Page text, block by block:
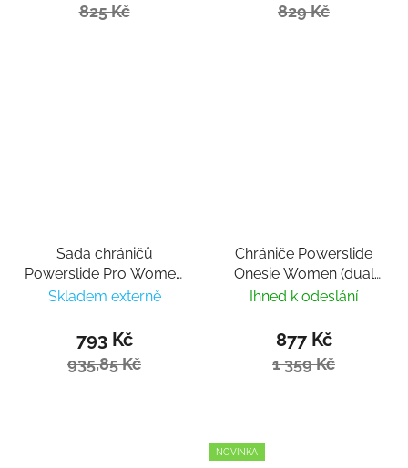
825 Kč 829 Kč
Sada chráničů
Powerslide Pro Women
Set
Skladem externě
793 Kč
935,85 Kč
Chrániče Powerslide
Onesie Women (dual
pack)
Ihned k odeslání
877 Kč
1 359 Kč
NOVINKA